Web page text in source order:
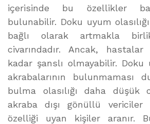
içerisinde bu özellikler
bulunabilir. Doku uyum
bağlı olarak artmakla
civarındadır. Ancak,
kadar şanslı olmayabilir. Doku
akrabalarının bulunmaması
bulma olasılığı daha düşük
akraba dışı gönüllü vericiler
özelliği uyan kişiler aranır.